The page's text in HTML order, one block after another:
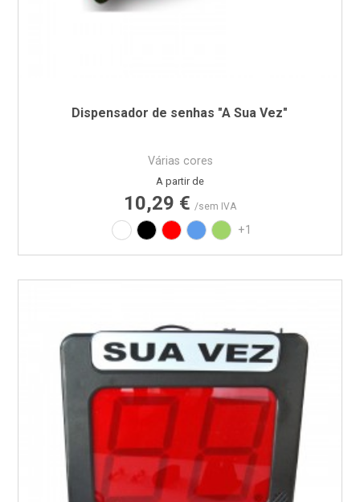
Dispensador de senhas "A Sua Vez"
Várias cores
Preço
A partir de
10,29 € /sem IVA
BrancoPreto Vermelho
Azul Verde
+1